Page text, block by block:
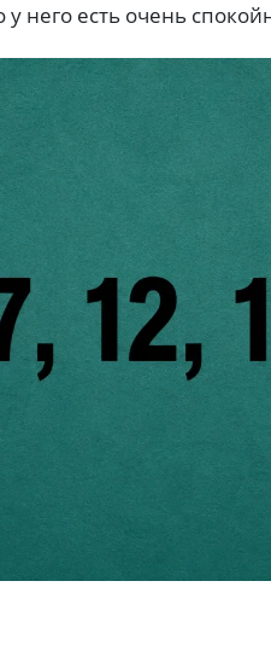
него есть очень